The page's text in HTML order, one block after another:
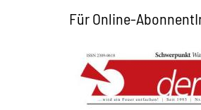
Für Online-